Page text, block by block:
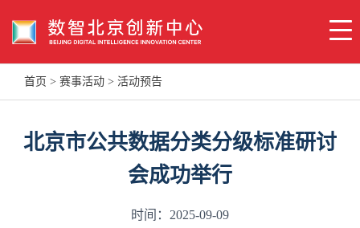
首页 > 赛事活动 > 活动预告
北京市公共数据分类分级标准研讨
会成功举行
时间：2025-09-09